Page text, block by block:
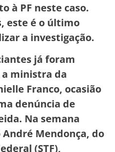
à PF neste caso.
este é o último
a investigação.
já foram
a ministra da
Franco, ocasião
denúncia de
Na semana
Mendonça, do
(STF),